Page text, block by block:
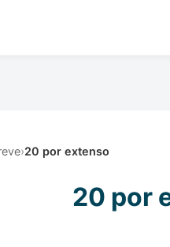
›20 por extenso
20 por